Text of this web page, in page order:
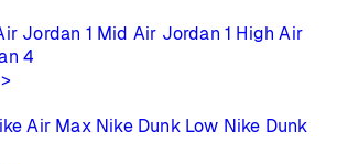
Jordan 1 Mid Air Jordan 1 High Air
4
Air Max Nike Dunk Low Nike Dunk